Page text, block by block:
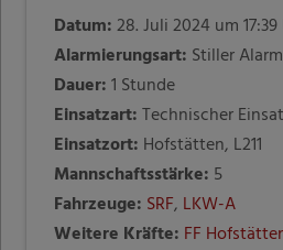
Datum:28. Juli 2024 um
Alarmierungsart: Stiller Alarm
Dauer:1 Stunde
Einsatzart:Technischer
Einsatzort: Hofstätten, L211
Mannschaftsstärke: 5
Fahrzeuge: SRF, LKW-A
Weitere Kräfte: FF